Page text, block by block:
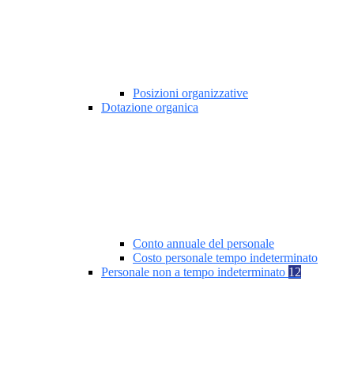
Posizioni organizzative
Dotazione organica
Conto annuale del personale
Costo personale tempo indeterminato
Personale non a tempo indeterminato 12